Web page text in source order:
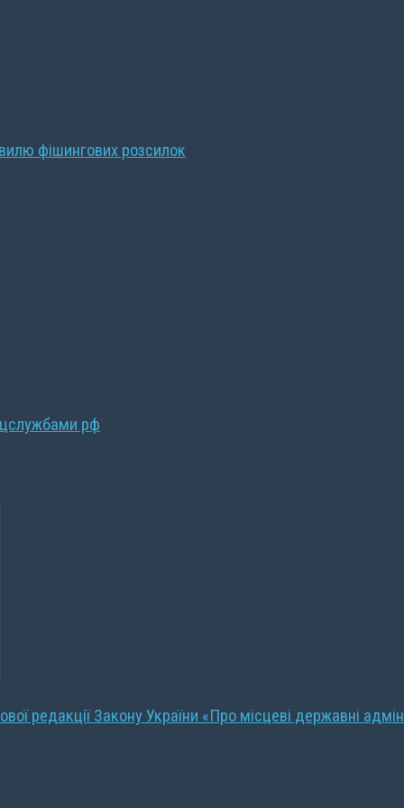
фішингових розсилок
рф
редакції Закону України «Про місцеві державні